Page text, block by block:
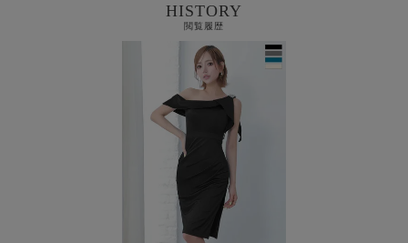
HISTORY
閲覧履歴